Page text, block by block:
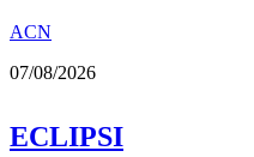
ACN
07/08/2026
ECLIPSI